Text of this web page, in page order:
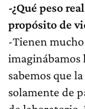
-¿Qué peso
propósito de
-Tienen
imaginábamos
sabemos que
solamente de